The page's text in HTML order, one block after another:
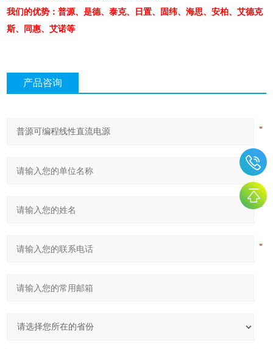
我们的优势：普源、是德、泰克、日置、固纬、海思、安柏、艾德克
斯、同惠、艾诺等
产品咨询